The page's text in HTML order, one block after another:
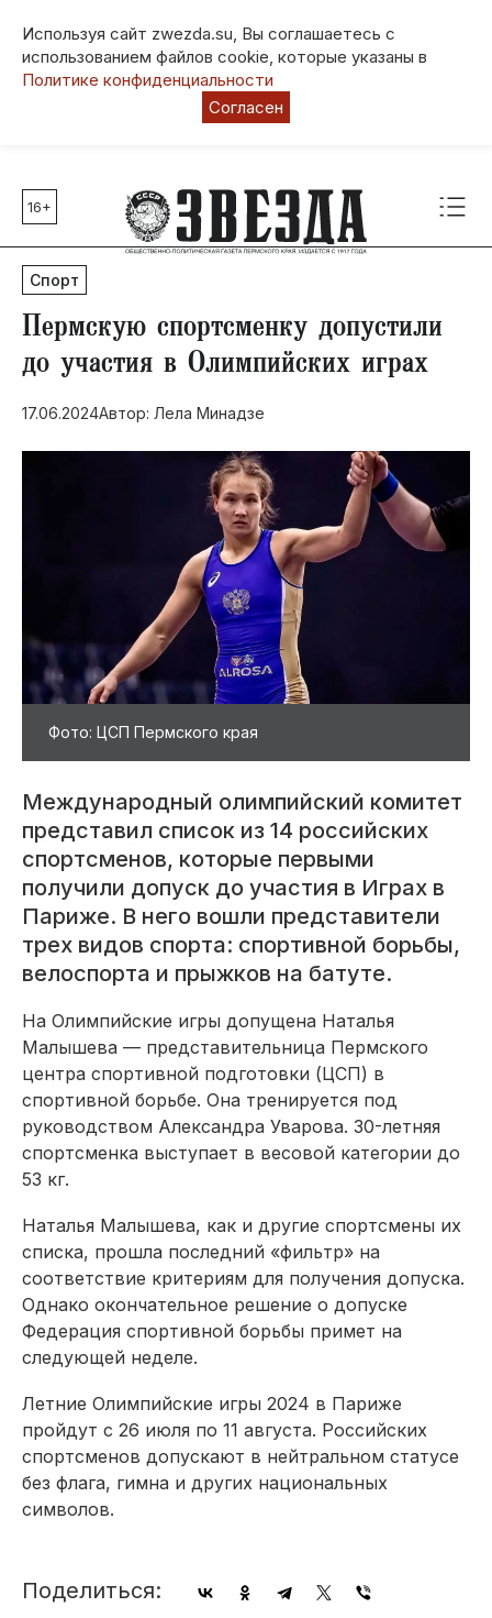
Используя сайт zwezda.su, Вы соглашаетесь с
использованием файлов cookie, которые указаны в
Политике конфиденциальности
Согласен
Главные темы
80 лет Победы
Молодежная столица РФ
СВО
Выборы в Пермском крае
Социальная поддержка
Инфраструктура
Благоустройство
16+
Спорт
Пермскую спортсменку допустили
до участия в Олимпийских играх
17.06.2024Автор: Лела Минадзе
Фото: ЦСП Пермского края
Международный олимпийский комитет
представил список из 14 российских
спортсменов, которые первыми
получили допуск до участия в Играх в
Париже. В него вошли представители
трех видов спорта: спортивной борьбы,
велоспорта и прыжков на батуте.
На Олимпийские игры допущена Наталья
Малышева — представительница Пермского
центра спортивной подготовки (ЦСП) в
спортивной борьбе. Она тренируется под
руководством Александра Уварова. 30-летняя
спортсменка выступает в весовой категории до
53 кг.
Наталья Малышева, как и другие спортсмены их
списка, прошла последний «фильтр» на
соответствие критериям для получения допуска.
Однако окончательное решение о допуске
Федерация спортивной борьбы примет на
следующей неделе.
Летние Олимпийские игры 2024 в Париже
пройдут с 26 июля по 11 августа. Российских
спортсменов допускают в нейтральном статусе
без флага, гимна и других национальных
символов.
Поделиться: